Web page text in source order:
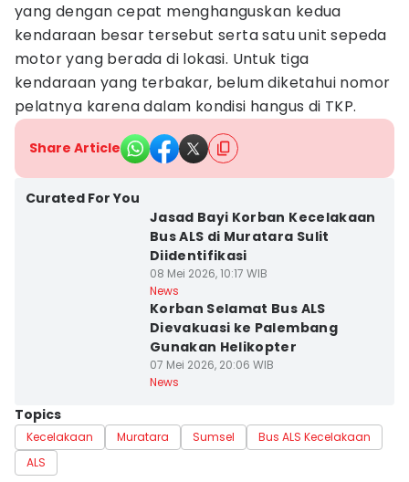
yang dengan cepat menghanguskan kedua
kendaraan besar tersebut serta satu unit sepeda
motor yang berada di lokasi. Untuk tiga
kendaraan yang terbakar, belum diketahui nomor
pelatnya karena dalam kondisi hangus di TKP.
Share Article
Curated For You
Jasad Bayi Korban Kecelakaan
Bus ALS di Muratara Sulit
Diidentifikasi
08 Mei 2026, 10:17 WIB
News
Korban Selamat Bus ALS
Dievakuasi ke Palembang
Gunakan Helikopter
07 Mei 2026, 20:06 WIB
News
Topics
Kecelakaan Muratara Sumsel
Bus ALS Kecelakaan
ALS